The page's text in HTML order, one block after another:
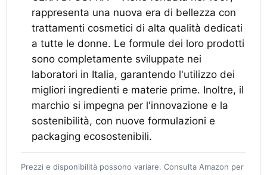
rappresenta una nuova era di bellezza con
trattamenti cosmetici di alta qualità dedicati
a tutte le donne. Le formule dei loro prodotti
sono completamente sviluppate nei
laboratori in Italia, garantendo l'utilizzo dei
migliori ingredienti e materie prime. Inoltre, il
marchio si impegna per l'innovazione e la
sostenibilità, con nuove formulazioni e
packaging ecosostenibili.
Prezzi e disponibilità possono variare. Consulta Amazon per